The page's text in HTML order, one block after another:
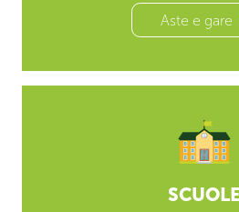
Aste e gare
SCUOLE